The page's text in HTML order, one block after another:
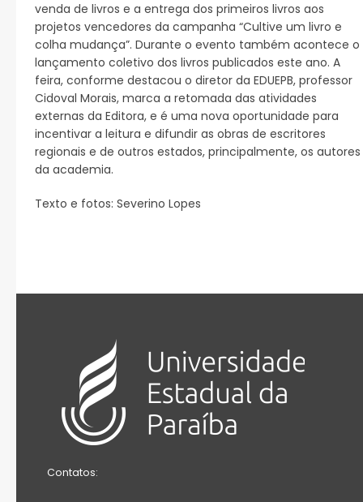
venda de livros e a entrega dos primeiros livros aos
projetos vencedores da campanha “Cultive um livro e
colha mudança”. Durante o evento também acontece o
lançamento coletivo dos livros publicados este ano. A
feira, conforme destacou o diretor da EDUEPB, professor
Cidoval Morais, marca a retomada das atividades
externas da Editora, e é uma nova oportunidade para
incentivar a leitura e difundir as obras de escritores
regionais e de outros estados, principalmente, os autores
da academia.
Texto e fotos: Severino Lopes
Contatos: